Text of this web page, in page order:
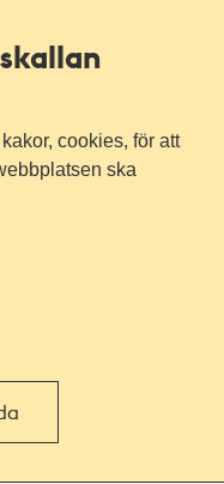
cookies, för att
ska